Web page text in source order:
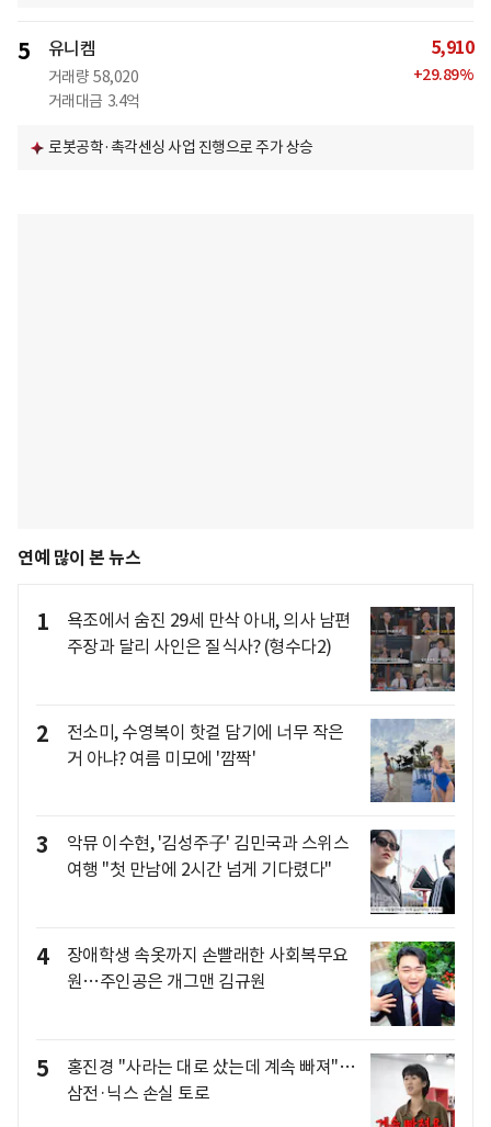
5 유니켐
거래량 58,020
거래대금 3.4억
5,910
+29.89%
로봇공학·촉각센싱 사업 진행으로 주가 상승
연예 많이 본 뉴스
1
욕조에서 숨진 29세 만삭 아내, 의사 남편
주장과 달리 사인은 질식사? (형수다2)
2
전소미, 수영복이 핫걸 담기에 너무 작은
거 아냐? 여름 미모에 '깜짝'
3
악뮤 이수현, '김성주子' 김민국과 스위스
여행 "첫 만남에 2시간 넘게 기다렸다"
4
장애학생 속옷까지 손빨래한 사회복무요
원…주인공은 개그맨 김규원
5
홍진경 "사라는 대로 샀는데 계속 빠져"…
삼전·닉스 손실 토로